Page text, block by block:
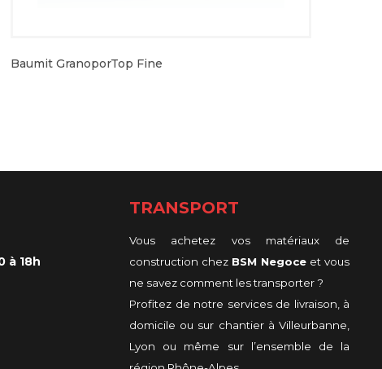
Baumit GranoporTop Fine
à 18h
TRANSPORT
Vous achetez vos matériaux de
construction chez BSM Negoce et vous
ne savez comment les transporter ?
Profitez de notre services de livraison, à
domicile ou sur chantier à Villeurbanne,
Lyon ou même sur l’ensemble de la